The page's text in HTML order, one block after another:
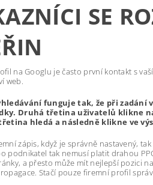
SE
na Googlu je často první kontakt s
web.
funguje tak, že při
Druhá třetina uživatelů klikne
hledá a následně klikne ve
zápis, když je správně nastavený,
podnikatel tak nemusí platit drahou
a přesto může mít nejlepší pozici
Stačí pouze firemní profil